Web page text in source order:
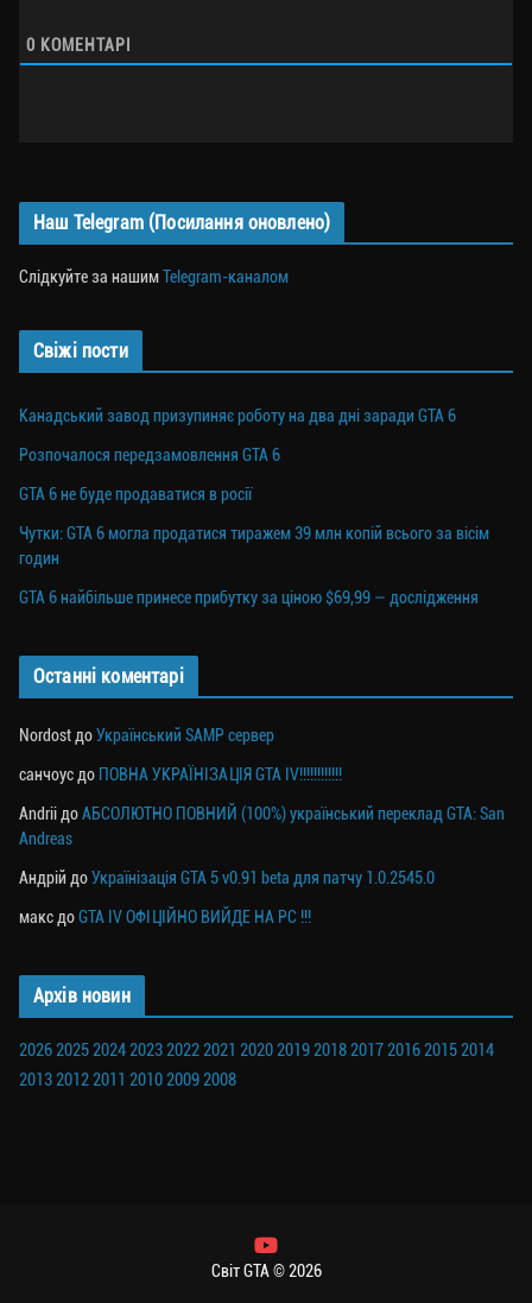
0 КОМЕНТАРІ
Наш Telegram (Посилання оновлено)
Слідкуйте за нашимTelegram-каналом
Свіжі пости
Канадський завод призупиняє роботу на два дні заради GTA 6
Розпочалося передзамовлення GTA 6
GTA 6 не буде продаватися в росії
Чутки: GTA 6 могла продатися тиражем 39 млн копій всього за вісім
годин
GTA 6 найбільше принесе прибутку за ціною $69,99 — дослідження
Останні коментарі
NordostдоУкраїнський SAMP сервер
санчоусдо ПОВНА УКРАЇНІЗАЦІЯ GTA IV!!!!!!!!!!!!
AndriiдоАБСОЛЮТНО ПОВНИЙ (100%) український переклад GTA: San
Andreas
Андрій доУкраїнізація GTA 5 v0.91 beta для патчу 1.0.2545.0
максдоGTA IV ОФІЦІЙНО ВИЙДЕ НА PC !!!
Архів новин
202620252024202320222021 2020201920182017201620152014
201320122011 201020092008
Світ GTA © 2026